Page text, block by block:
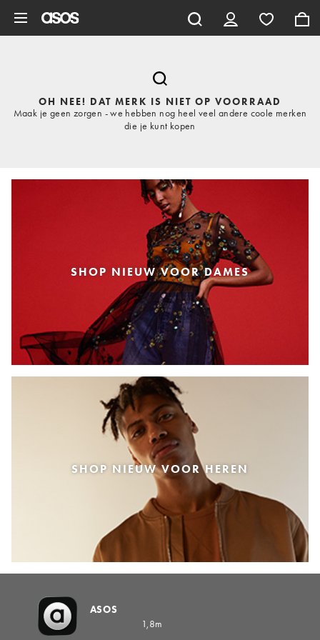
OH NEE! DAT MERK IS NIET OP VOORRAAD
Maak je geen zorgen - we hebben nog heel veel andere coole merken
die je kunt kopen
SHOP NIEUW VOOR DAMES
SHOP NIEUW VOOR HEREN
ASOS
1,8m